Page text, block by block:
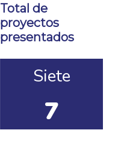
Total de
proyectos
presentados
Siete
7